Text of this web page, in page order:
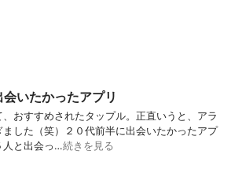
いたかったアプリ
おすすめされたタップル。正直いうと、アラ
した（笑）２０代前半に出会いたかったアプ
人と出会っ…続きを見る